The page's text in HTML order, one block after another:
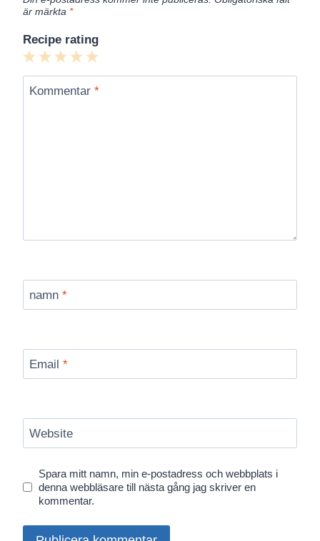
är märkta *
Recipe rating
5
Stars
4
Stars
3
Stars
2
Stars
1
Star
Kommentar *
namn *
Email *
Website
Spara mitt namn, min e-postadress och webbplats i
denna webbläsare till nästa gång jag skriver en
kommentar.